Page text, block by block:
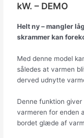
kW. – DEMO
Helt ny – mangler
skrammer kan
Med denne model
således at varmen
derved udnytte
Denne funktion
varmeren for enden
bordet glæde af